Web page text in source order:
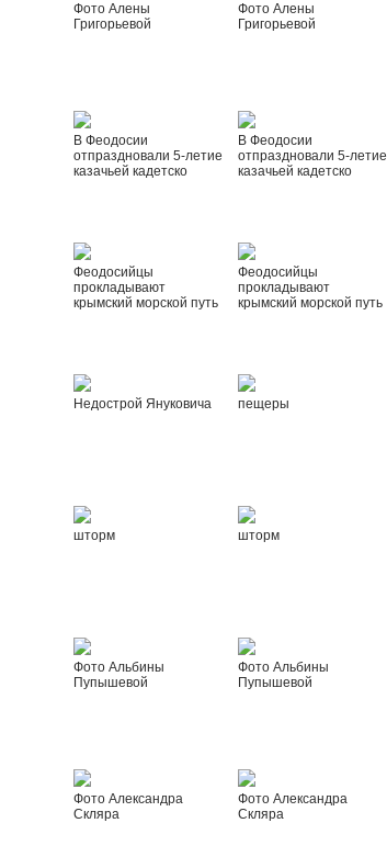
Фото Алены
Григорьевой
Фото Алены
Григорьевой
В Феодосии
отпраздновали 5-летие
казачьей кадетско
В Феодосии
отпраздновали 5-летие
казачьей кадетско
Феодосийцы
прокладывают
крымский морской путь
Феодосийцы
прокладывают
крымский морской путь
Недострой Януковича пещеры
шторм шторм
Фото Альбины
Пупышевой
Фото Альбины
Пупышевой
Фото Александра
Скляра
Фото Александра
Скляра